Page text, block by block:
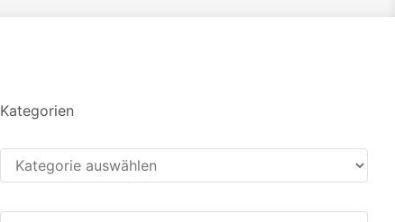
Kategorien
Kategorien